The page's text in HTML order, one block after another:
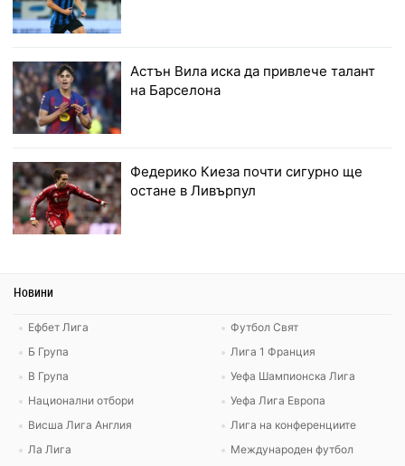
Астън Вила иска да привлече талант
на Барселона
Федерико Киеза почти сигурно ще
остане в Ливърпул
Новини
Ефбет Лига
Б Група
В Група
Национални отбори
Висша Лига Англия
Ла Лига
Футбол Свят
Лига 1 Франция
Уефа Шампионска Лига
Уефа Лига Европа
Лига на конференциите
Международен футбол